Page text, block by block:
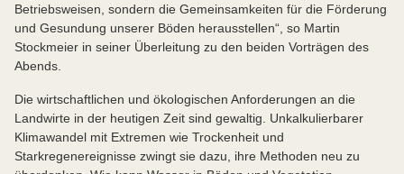
Betriebsweisen, sondern die Gemeinsamkeiten für die Förderung
und Gesundung unserer Böden herausstellen“, so Martin
Stockmeier in seiner Überleitung zu den beiden Vorträgen des
Abends.
Die wirtschaftlichen und ökologischen Anforderungen an die
Landwirte in der heutigen Zeit sind gewaltig. Unkalkulierbarer
Klimawandel mit Extremen wie Trockenheit und
Starkregenereignisse zwingt sie dazu, ihre Methoden neu zu